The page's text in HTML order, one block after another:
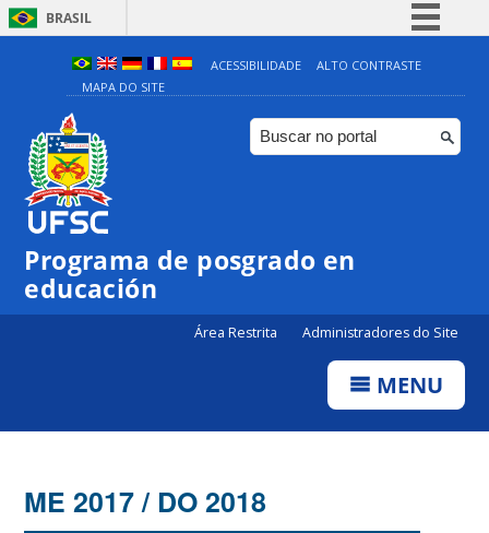
BRASIL
Simplifique!
Comunica BR
Participe
ACESSIBILIDADE
ALTO CONTRASTE
MAPA DO SITE
Programa de posgrado en
educación
Área Restrita Administradores do Site
MENU
ME 2017 / DO 2018